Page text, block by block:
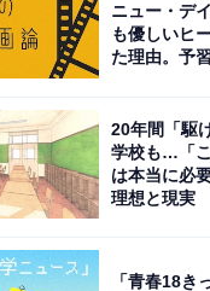
扱いのない場合があ
見る！
ニュー・デ
も優しいヒ
た理由。予
20年間「駆
学校も…「
は本当に必
理想と現実
「青春18き